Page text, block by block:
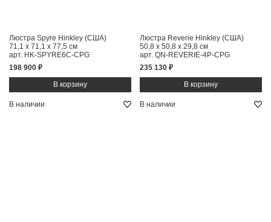
Люстра Spyre Hinkley (США)
71,1 x 71,1 x 77,5 см
арт. HK-SPYRE6C-CPG
198 900 ₽
Люстра Reverie Hinkley (США)
50,8 x 50,8 x 29,8 см
арт. QN-REVERIE-4P-CPG
235 130 ₽
В наличии В наличии